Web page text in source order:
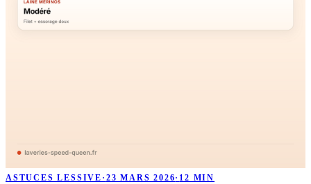
ASTUCES LESSIVE · 23 MARS 2026· 12 MIN